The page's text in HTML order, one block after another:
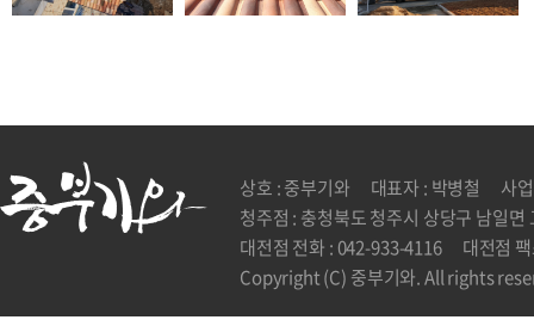
상호 : 중부기와 대표자 : 박병철
사
청주점 : 충청북도 청주시 상당구 남일
대전점 전화 : 042-933-4116
대전점
Copyright (C) 중부기와. All rights